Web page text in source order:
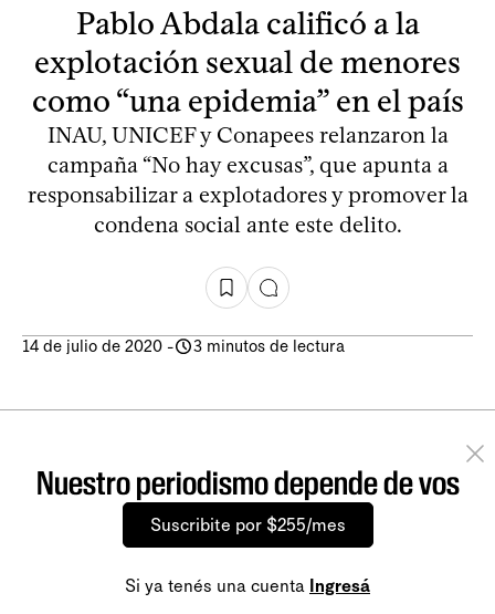
Pablo Abdala calificó a la
explotación sexual de menores
como “una epidemia” en el país
INAU, UNICEF y Conapees relanzaron la
campaña “No hay excusas”, que apunta a
responsabilizar a explotadores y promover la
condena social ante este delito.
14 de julio de 2020 - 3 minutos de lectura
Nuestro periodismo depende de vos
Suscribite por $255/mes
Si ya tenés una cuenta Ingresá